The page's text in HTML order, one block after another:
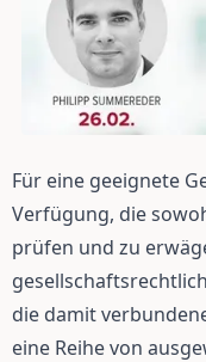
Für eine geeignete
Verfügung, die
prüfen und zu
die damit
eine Reihe von